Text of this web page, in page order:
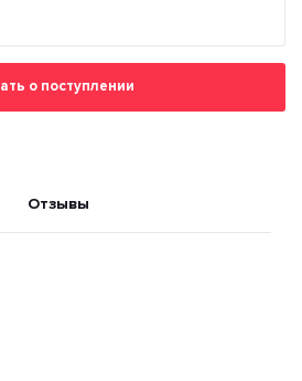
о поступлении
Отзывы